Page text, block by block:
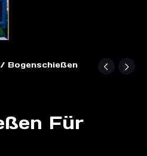
/ Bogenschießen
Für